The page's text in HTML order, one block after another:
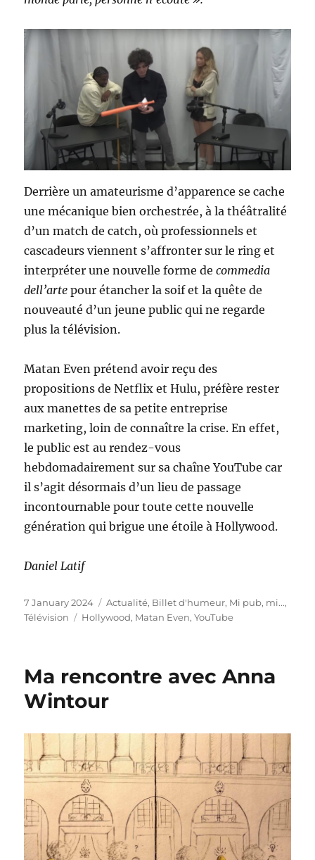
Derrière un amateurisme d’apparence se cache
une mécanique bien orchestrée, à la théâtralité
d’un match de catch, où professionnels et
cascadeurs viennent s’affronter sur le ring et
interpréter une nouvelle forme decommedia
dell’arte pour étancher la soif et la quête de
nouveauté d’un jeune public qui ne regarde
plus la télévision.
Matan Even prétend avoir reçu des
propositions de Netflix et Hulu, préfère rester
aux manettes de sa petite entreprise
marketing, loin de connaître la crise. En effet,
le public est au rendez-vous
hebdomadairement sur sa chaîne YouTube car
il s’agit désormais d’un lieu de passage
incontournable pour toute cette nouvelle
génération qui brigue une étoile à Hollywood.
Daniel Latif
Posted
on
7 January 2024 Categories
Actualité, Billet d'humeur, Mi pub, mi...,
Télévision
Tags
Hollywood, Matan Even,YouTube
Ma rencontre avec Anna
Wintour